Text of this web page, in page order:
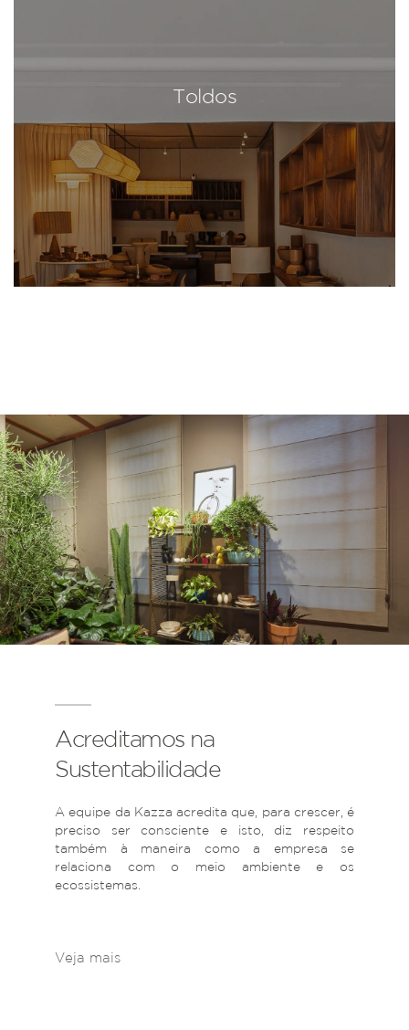
Toldos
Acreditamos na
Sustentabilidade
A equipe da Kazza acredita que, para crescer, é
preciso ser consciente e isto, diz respeito
também à maneira como a empresa se
relaciona com o meio ambiente e os
ecossistemas.
Veja mais